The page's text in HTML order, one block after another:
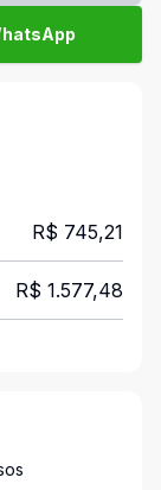
R$ 745,21
R$ 1.577,48